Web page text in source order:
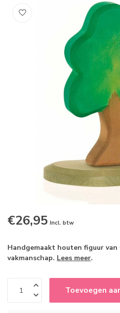
€26,95 Incl. btw
Handgemaakt houten figuur
vakmanschap. Lees meer.
Toevoegen